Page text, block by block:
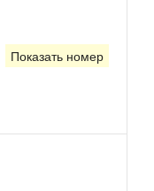
Показать номер